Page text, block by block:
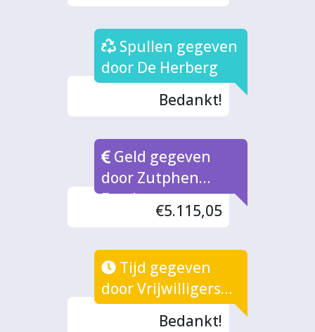
Spullen gegeven
door De Herberg
Bedankt!
Geld gegeven
door Zutphen
Fonds
€5.115,05
Tijd gegeven
door Vrijwilligers
(2x)
Bedankt!